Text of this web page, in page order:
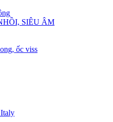
SIÊU ÂM
ốc viss